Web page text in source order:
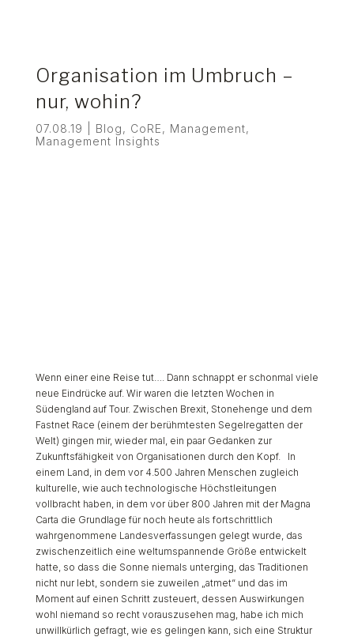
Organisation im Umbruch –
nur, wohin?
07.08.19 Blog, CoRE, Management,
Management Insights
Wenn einer eine Reise tut…. Dann schnappt er schonmal viele
neue Eindrücke auf. Wir waren die letzten Wochen in
Südengland auf Tour. Zwischen Brexit, Stonehenge und dem
Fastnet Race (einem der berühmtesten Segelregatten der
Welt) gingen mir, wieder mal, ein paar Gedanken zur
Zukunftsfähigkeit von Organisationen durch den Kopf. In
einem Land, in dem vor 4.500 Jahren Menschen zugleich
kulturelle, wie auch technologische Höchstleitungen
vollbracht haben, in dem vor über 800 Jahren mit der Magna
Carta die Grundlage für noch heute als fortschrittlich
wahrgenommene Landesverfassungen gelegt wurde, das
zwischenzeitlich eine weltumspannende Größe entwickelt
hatte, so dass die Sonne niemals unterging, das Traditionen
nicht nur lebt, sondern sie zuweilen „atmet“ und das im
Moment auf einen Schritt zusteuert, dessen Auswirkungen
wohl niemand so recht vorauszusehen mag, habe ich mich
unwillkürlich gefragt, wie es gelingen kann, sich eine Struktur